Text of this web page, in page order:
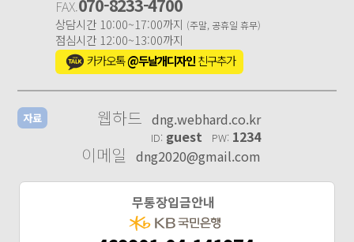
FAX.070-8233-4700
상담시간 10:00~17:00까지 (주말, 공휴일 휴무)
점심시간 12:00~13:00까지
카카오톡@두날개디자인친구추가
자료 웹하드 dng.webhard.co.kr
ID: guest PW: 1234
이메일 dng2020@gmail.com
무통장입금안내